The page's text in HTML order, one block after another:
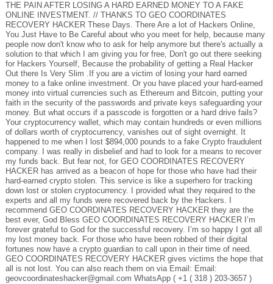
THE PAIN AFTER LOSING A HARD EARNED MONEY TO A FAKE
ONLINE INVESTMENT. // THANKS TO GEO COORDINATES
RECOVERY HACKER These Days. There Are a lot of Hackers Online,
You Just Have to Be Careful about who you meet for help, because many
people now don't know who to ask for help anymore but there's actually a
solution to that which I am giving you for free, Don't go out there seeking
for Hackers Yourself, Because the probability of getting a Real Hacker
Out there Is Very Slim .If you are a victim of losing your hard earned
money to a fake online investment. Or you have placed your hard-earned
money into virtual currencies such as Ethereum and Bitcoin, putting your
faith in the security of the passwords and private keys safeguarding your
money. But what occurs if a passcode is forgotten or a hard drive fails?
Your cryptocurrency wallet, which may contain hundreds or even millions
of dollars worth of cryptocurrency, vanishes out of sight overnight. It
happened to me when I lost $894,000 pounds to a fake Crypto fraudulent
company. I was really in disbelief and had to look for a means to recover
my funds back. But fear not, for GEO COORDINATES RECOVERY
HACKER has arrived as a beacon of hope for those who have had their
hard-earned crypto stolen. This service is like a superhero for tracking
down lost or stolen cryptocurrency. I provided what they required to the
experts and all my funds were recovered back by the Hackers. I
recommend GEO COORDINATES RECOVERY HACKER they are the
best ever, God Bless GEO COORDINATES RECOVERY HACKER I’m
forever grateful to God for the successful recovery. I’m so happy I got all
my lost money back. For those who have been robbed of their digital
fortunes now have a crypto guardian to call upon in their time of need.
GEO COORDINATES RECOVERY HACKER gives victims the hope that
all is not lost. You can also reach them on via Email: Email:
geovcoordinateshacker@gmail.com WhatsApp ( +1 ( 318 ) 203-3657 )